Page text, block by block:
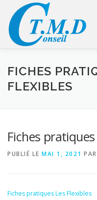
contenu
ACCUEIL
LIENS UTILES DEVIS
FICHES
FLEXIBLES
Fiches
PUBLIÉ LE MAI 1, 2021 PAR
Fiches pratiques Les Flexibles